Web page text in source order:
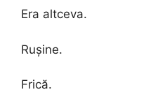
Era altceva.
Rușine.
Frică.